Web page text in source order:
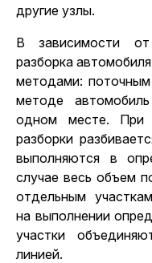
другие узлы.
В зависимости
разборка
методами:
методе
одном месте. При
разборки
выполняются в
случае весь объем
отдельным
на выполнении
участки
линией.